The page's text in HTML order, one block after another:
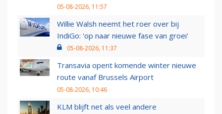
05-08-2026, 11:57
Willie Walsh neemt het roer over bij
IndiGo: 'op naar nieuwe fase van groei'
05-08-2026, 11:37
Transavia opent komende winter nieuwe
route vanaf Brussels Airport
05-08-2026, 10:46
KLM blijft net als veel andere